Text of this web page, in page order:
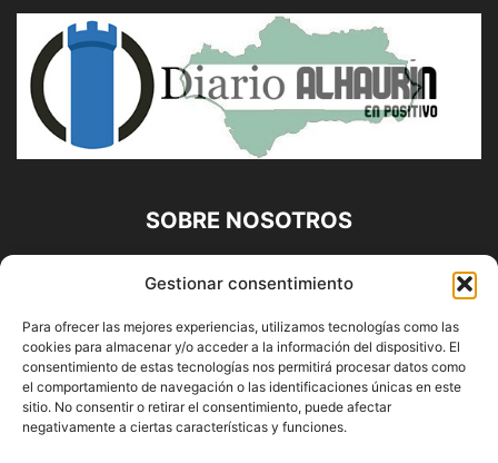
Gestionar consentimiento
Para ofrecer las mejores experiencias, utilizamos tecnologías como las
cookies para almacenar y/o acceder a la información del dispositivo. El
consentimiento de estas tecnologías nos permitirá procesar datos como
el comportamiento de navegación o las identificaciones únicas en este
sitio. No consentir o retirar el consentimiento, puede afectar
negativamente a ciertas características y funciones.
SOBRE NOSOTROS
Diario Alhaurín (www.alhaurindelatorre.com) Propiedad de
Francisco E. López López | 639 95 71 95 | Noticias de
Alhaurín de la Torre, Málaga y Provincia|
Contáctanos:info@alhaurindelatorre.com
SÍGUENOS